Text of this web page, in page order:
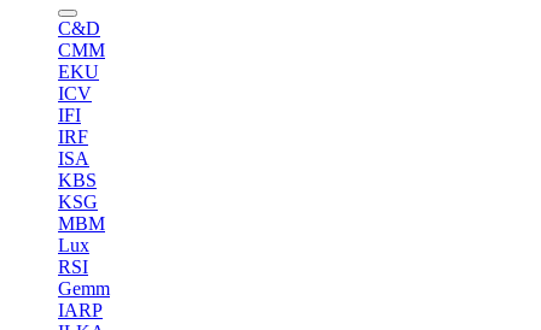
C&D
CMM
EKU
ICV
IFI
IRF
ISA
KBS
KSG
MBM
Lux
RSI
Gemm
IARP